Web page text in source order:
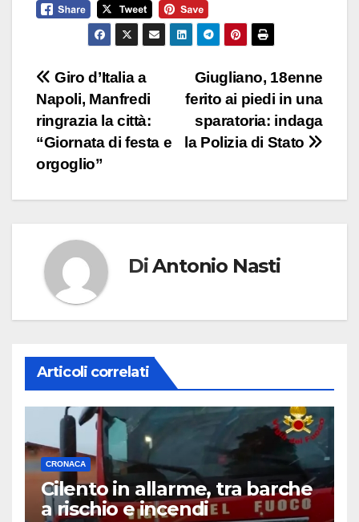
Navigazione
articoli
Giugliano, 18enne
ferito ai piedi in una
sparatoria: indaga
la Polizia di Stato
Giro d’Italia a
Napoli, Manfredi
ringrazia la città:
“Giornata di festa e
orgoglio”
DiAntonio Nasti
Articoli correlati
CRONACA
Cilento in allarme, tra barche
a rischio e incendi